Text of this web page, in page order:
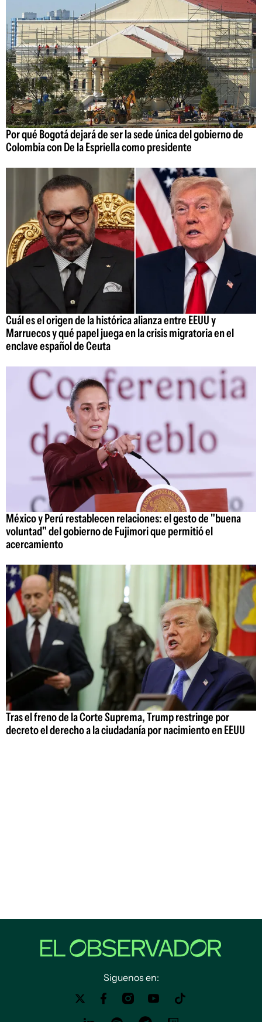
Por qué Bogotá dejará de ser la sede única del gobierno de
Colombia con De la Espriella como presidente
Cuál es el origen de la histórica alianza entre EEUU y
Marruecos y qué papel juega en la crisis migratoria en el
enclave español de Ceuta
México y Perú restablecen relaciones: el gesto de "buena
voluntad" del gobierno de Fujimori que permitió el
acercamiento
Tras el freno de la Corte Suprema, Trump restringe por
decreto el derecho a la ciudadanía por nacimiento en EEUU
Siguenos en: